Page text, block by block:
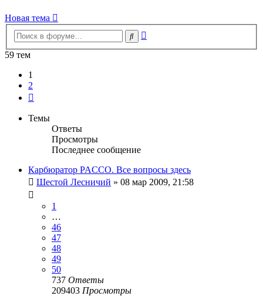
Новая тема
Поиск
59 тем
1
2
Темы
Ответы
Просмотры
Последнее сообщение
Карбюратор PACCO. Все вопросы здесь
Шестой Лесничий » 08 мар 2009, 21:58
1
…
46
47
48
49
50
737 Ответы
209403 Просмотры